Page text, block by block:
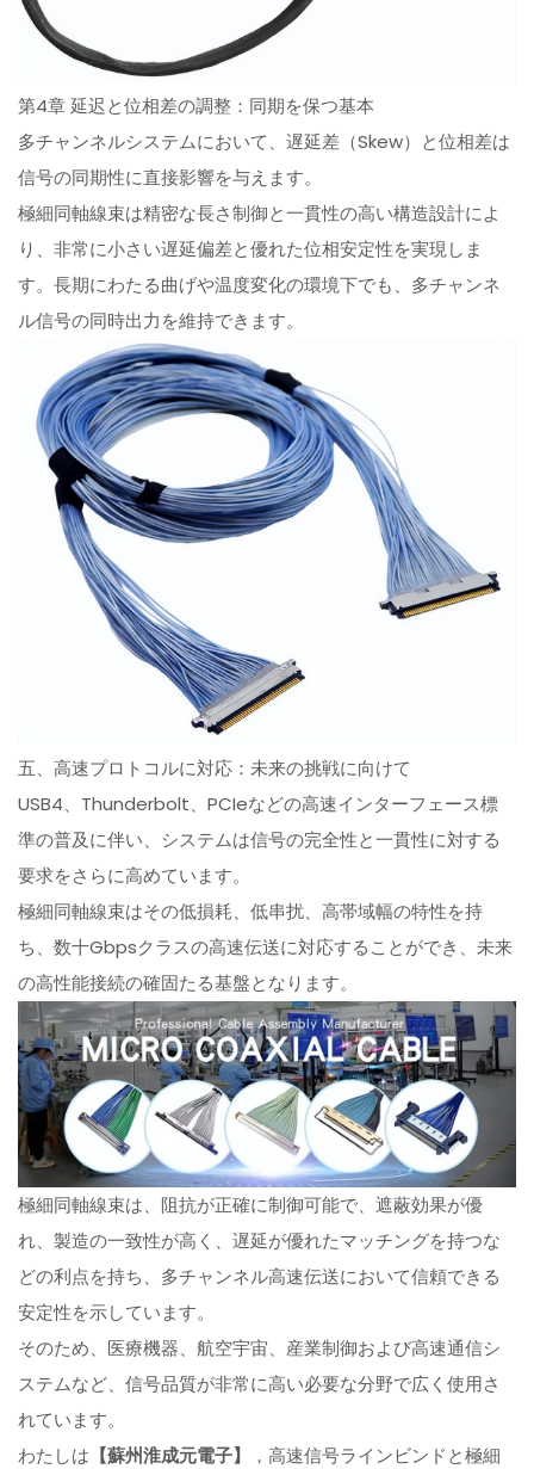
第4章 延迟と位相差の調整：同期を保つ基本
多チャンネルシステムにおいて、遅延差（Skew）と位相差は
信号の同期性に直接影響を与えます。
極細同軸線束は精密な長さ制御と一貫性の高い構造設計によ
り、非常に小さい遅延偏差と優れた位相安定性を実現しま
す。長期にわたる曲げや温度変化の環境下でも、多チャンネ
ル信号の同時出力を維持できます。
五、高速プロトコルに対応：未来の挑戦に向けて
USB4、Thunderbolt、PCIeなどの高速インターフェース標
準の普及に伴い、システムは信号の完全性と一貫性に対する
要求をさらに高めています。
極細同軸線束はその低損耗、低串扰、高帯域幅の特性を持
ち、数十Gbpsクラスの高速伝送に対応することができ、未来
の高性能接続の確固たる基盤となります。
極細同軸線束は、阻抗が正確に制御可能で、遮蔽効果が優
れ、製造の一致性が高く、遅延が優れたマッチングを持つな
どの利点を持ち、多チャンネル高速伝送において信頼できる
安定性を示しています。
そのため、医療機器、航空宇宙、産業制御および高速通信シ
ステムなど、信号品質が非常に高い必要な分野で広く使用さ
れています。
わたしは 【蘇州淮成元電子】
，高速信号ラインビンドと極細